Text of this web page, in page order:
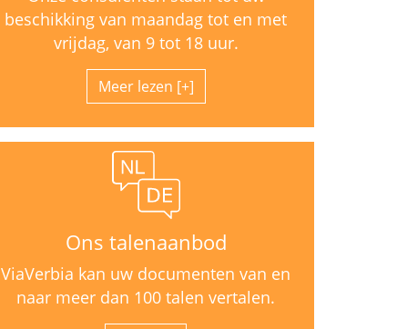
beschikking van maandag tot en met
vrijdag, van 9 tot 18 uur.
Meer lezen
Ons talenaanbod
ViaVerbia kan uw documenten van en
naar meer dan 100 talen vertalen.